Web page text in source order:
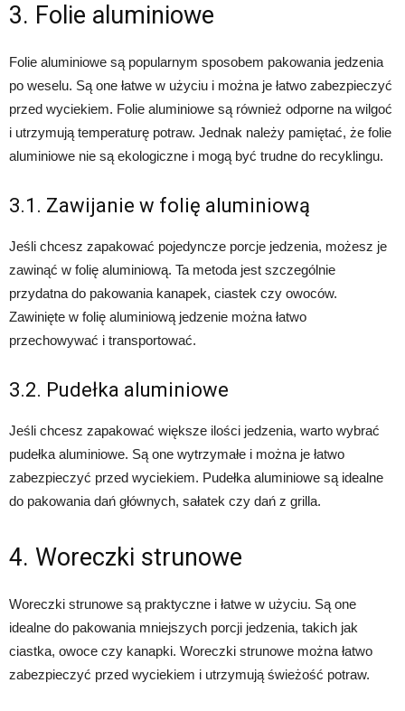
3. Folie aluminiowe
Folie aluminiowe są popularnym sposobem pakowania jedzenia
po weselu. Są one łatwe w użyciu i można je łatwo zabezpieczyć
przed wyciekiem. Folie aluminiowe są również odporne na wilgoć
i utrzymują temperaturę potraw. Jednak należy pamiętać, że folie
aluminiowe nie są ekologiczne i mogą być trudne do recyklingu.
3.1. Zawijanie w folię aluminiową
Jeśli chcesz zapakować pojedyncze porcje jedzenia, możesz je
zawinąć w folię aluminiową. Ta metoda jest szczególnie
przydatna do pakowania kanapek, ciastek czy owoców.
Zawinięte w folię aluminiową jedzenie można łatwo
przechowywać i transportować.
3.2. Pudełka aluminiowe
Jeśli chcesz zapakować większe ilości jedzenia, warto wybrać
pudełka aluminiowe. Są one wytrzymałe i można je łatwo
zabezpieczyć przed wyciekiem. Pudełka aluminiowe są idealne
do pakowania dań głównych, sałatek czy dań z grilla.
4. Woreczki strunowe
Woreczki strunowe są praktyczne i łatwe w użyciu. Są one
idealne do pakowania mniejszych porcji jedzenia, takich jak
ciastka, owoce czy kanapki. Woreczki strunowe można łatwo
zabezpieczyć przed wyciekiem i utrzymują świeżość potraw.